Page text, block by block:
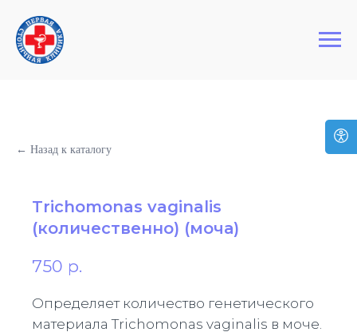
Первая Столичная Клиника
← Назад к каталогу
Trichomonas vaginalis
(количественно) (моча)
750 р.
Определяет количество генетического
материала Trichomonas vaginalis в моче.